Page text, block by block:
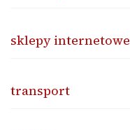
sklepy internetowe
transport